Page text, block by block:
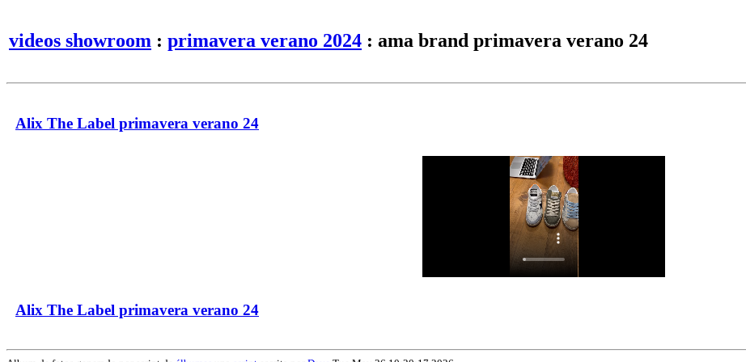
videos showroom : primavera verano 2024 : ama brand primavera verano 24
Alix The Label primavera verano 24
Alix The Label primavera verano 24